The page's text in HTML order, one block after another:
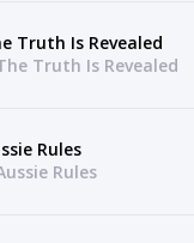
Truth Is Revealed
Truth Is Revealed
Rules
Rules